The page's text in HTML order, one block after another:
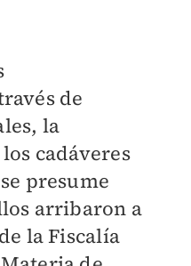
de
la
cadáveres
presume
arribaron a
la Fiscalía